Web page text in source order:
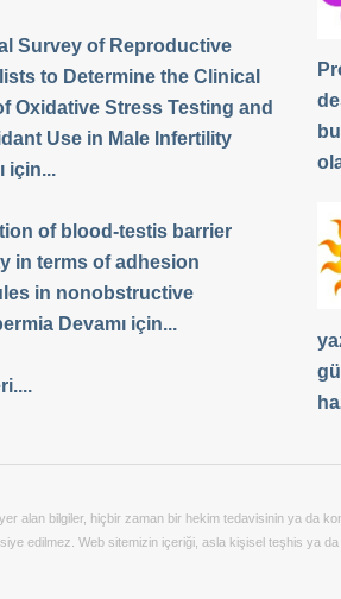
Survey of Reproductive
to Determine the Clinical
Oxidative Stress Testing and
Use in Male Infertility
için...
of blood-testis barrier
in terms of adhesion
in nonobstructive
Devamı için...
alan bilgiler, hiçbir zaman bir hekim tedavisinin ya da
edilmez. Web sitemizin içeriği, asla kişisel teşhis ya